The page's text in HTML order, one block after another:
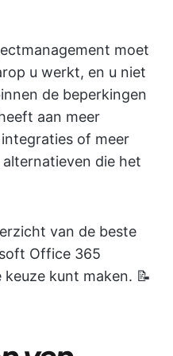
moet
u werkt, en u niet
de beperkingen
aan meer
of meer
die het
van de beste
Office 365
kunt maken. 📝